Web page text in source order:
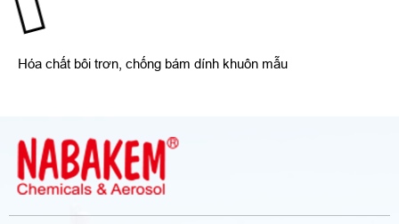
Hóa chất bôi trơn, chống bám dính khuôn mẫu